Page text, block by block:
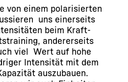
von einem polarisierten
uns einerseits
beim Kraft-
andererseits
viel Wert auf hohe
Intensität mit dem
auszubauen.